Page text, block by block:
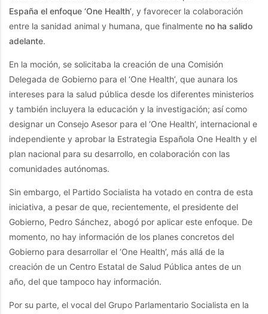
España el enfoque ‘One Health’, y favorecer la colaboración
entre la sanidad animal y humana, que finalmente no ha salido
adelante.
En la moción, se solicitaba la creación de una Comisión
Delegada de Gobierno para el ‘One Health’, que aunara los
intereses para la salud pública desde los diferentes ministerios
y también incluyera la educación y la investigación; así como
designar un Consejo Asesor para el ‘One Health’, internacional e
independiente y aprobar la Estrategia Española One Health y el
plan nacional para su desarrollo, en colaboración con las
comunidades autónomas.
Sin embargo, el Partido Socialista ha votado en contra de esta
iniciativa, a pesar de que, recientemente, el presidente del
Gobierno, Pedro Sánchez, abogó por aplicar este enfoque. De
momento, no hay información de los planes concretos del
Gobierno para desarrollar el ‘One Health’, más allá de la
creación de un Centro Estatal de Salud Pública antes de un
año, del que tampoco hay información.
Por su parte, el vocal del Grupo Parlamentario Socialista en la